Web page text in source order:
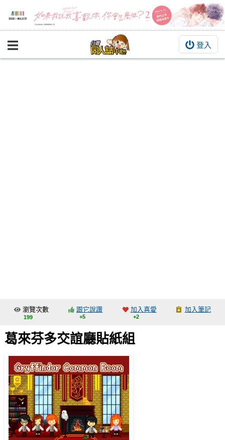
登入
BOOKY書集倉庫
交流中心
攤位轉讓區
會員中心
註冊會員
登入
瀏覽次數
199
跟它說讚
+5
加入喜愛
+2
加入筆記
葛來芬多交誼廳貼紙組